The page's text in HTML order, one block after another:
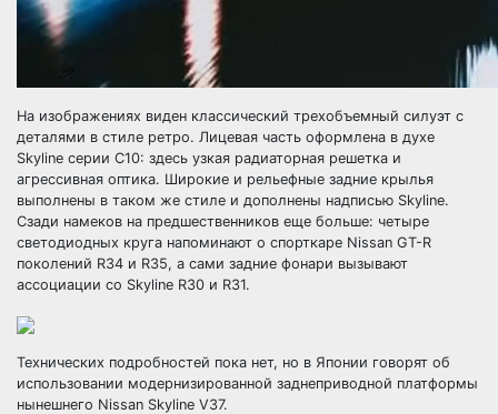
На изображениях виден классический трехобъемный силуэт с
деталями в стиле ретро. Лицевая часть оформлена в духе
Skyline серии C10: здесь узкая радиаторная решетка и
агрессивная оптика. Широкие и рельефные задние крылья
выполнены в таком же стиле и дополнены надписью Skyline.
Сзади намеков на предшественников еще больше: четыре
светодиодных круга напоминают о спорткаре Nissan GT-R
поколений R34 и R35, а сами задние фонари вызывают
ассоциации со Skyline R30 и R31.
Технических подробностей пока нет, но в Японии говорят об
использовании модернизированной заднеприводной платформы
нынешнего Nissan Skyline V37.